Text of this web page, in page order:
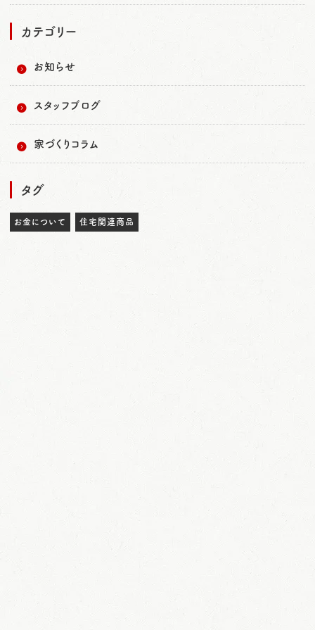
カテゴリー
お知らせ
スタッフブログ
家づくりコラム
タグ
お金について 住宅関連商品